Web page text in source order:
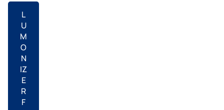
L
U
M
O
N
IZ
E
R
F